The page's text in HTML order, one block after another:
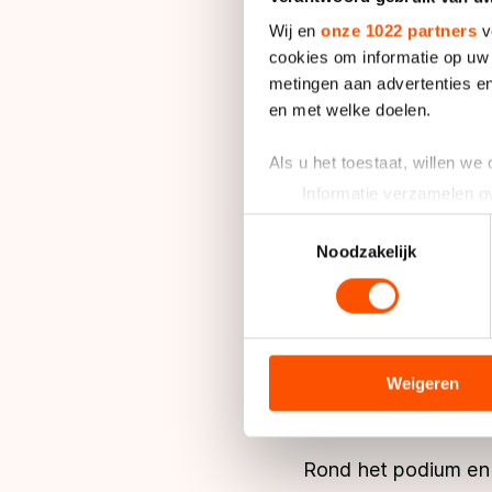
Wij en onze 1022 partners
cookies om informatie op
metingen aan advertenties
en met welke doelen.
Als u het toestaat, willen we
Informatie verzamelen
Uw apparaat
Lees meer over hoe uw
toestemming op elk
analyseren. We delen
analyse. Zij kunnen deze
hun services. Sommige
adequaat
Meer informatie vindt u in
Noodzakelijk
Weigeren
go."
Ireen Wüst liet
welkom thuis! Nu
De oorspronkelijke
NOC*NSF
staan. De huldiging
Het programma in
sporters per bus
Noord-Drenthe,
Rond het podium